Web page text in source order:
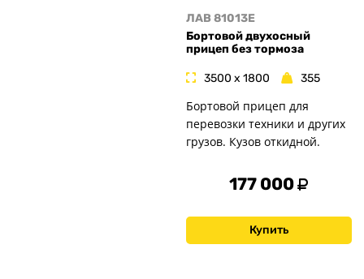
ЛАВ 81013E
Бортовой двухосный
прицеп без тормоза
3500 x 1800 355
Бортовой прицеп для
перевозки техники и других
грузов. Кузов откидной.
177 000
Купить